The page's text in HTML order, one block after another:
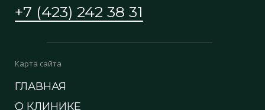
О КЛИНИКЕ
ГЛАВНАЯ
Карта сайта
+7 (423) 242 38 31